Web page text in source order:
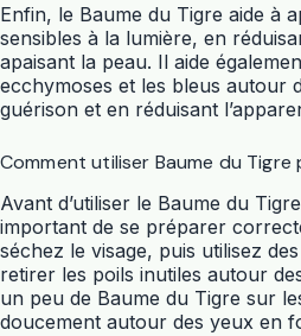
Enfin, le Baume du Tigre aide à
sensibles à la lumière, en
apaisant la peau. Il aide
ecchymoses et les bleus autour
guérison et en réduisant
Comment utiliser Baume du Tigre
Avant d’utiliser le Baume du
important de se préparer
séchez le visage, puis utilisez
retirer les poils inutiles autour
un peu de Baume du Tigre sur
doucement autour des yeux en